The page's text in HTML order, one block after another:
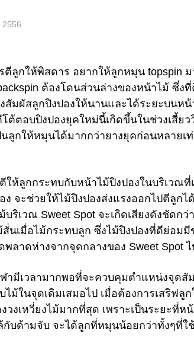
ตีลูกให้พิสดาร อยากให้ลูกหมุน topspin
ต้องโดนส่วนล่างของหน้าไม้ ซึ่ง
สัมผัสลูกปิงปองให้นานและได้ระยะบนห
โต้ตอบปิงปองยุคใหม่นี้เกิดขึ้นในช่วงเสี้
ลูกให้หมุนได้มากกว่ายางยุคก่อนหลายเ
ให้ลูกกระทบกับหน้าไม้ปิงปองในบริเวณที่
ง จะช่วยให้ไม้ปิงปองส่งแรงออกไปตีลูก
บริเวณ Sweet Spot จะเกิดเสียงดังชัดก
นเมื่อไม้กระทบลูก ซึ่งไม้ปิงปองที่ดีย่อมมี
ลาดห่างจากจุดกลางของ Sweet Spot
ามีเวลามากพอที่จะควบคุมตำแหน่งจุดสั
ไม้ในจุดเดิมเสมอไป เมื่อต้องการเสริฟ
วงเหวี่ยงไม้มากที่สุด เพราะเป็นระยะที่
บด้ามจับ จะได้ลูกที่หมุนน้อยกว่าทั้งๆที่ใ